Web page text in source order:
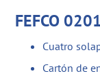
FEFCO
Cuatro
Cartón de